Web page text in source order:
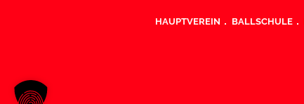
HAUPTVEREIN BALLSCHULE